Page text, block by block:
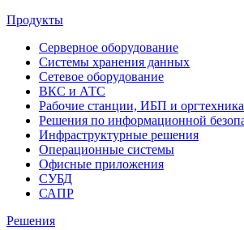
Продукты
Серверное оборудование
Системы хранения данных
Сетевое оборудование
ВКС и АТС
Рабочие станции, ИБП и оргтехника
Решения по информационной
Инфраструктурные решения
Операционные системы
Офисные приложения
СУБД
САПР
Решения